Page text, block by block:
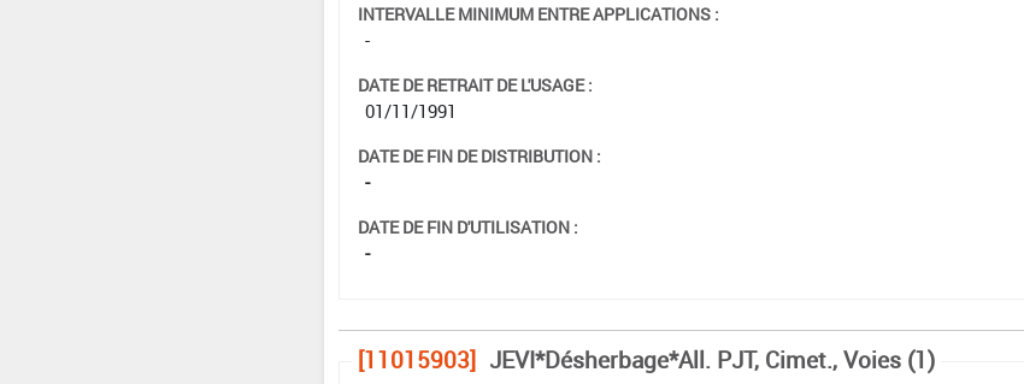
INTERVALLE MINIMUM ENTRE APPLICATIONS :
-
DATE DE RETRAIT DE L'USAGE :
01/11/1991
DATE DE FIN DE DISTRIBUTION :
-
DATE DE FIN D'UTILISATION :
-
[11015903] JEVI*Désherbage*All. PJT, Cimet., Voies (1)